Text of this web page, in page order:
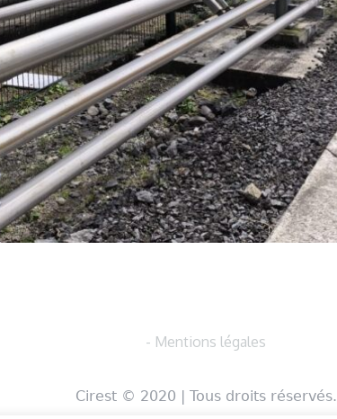
- Mentions légales
Cirest © 2020 | Tous droits réservés.